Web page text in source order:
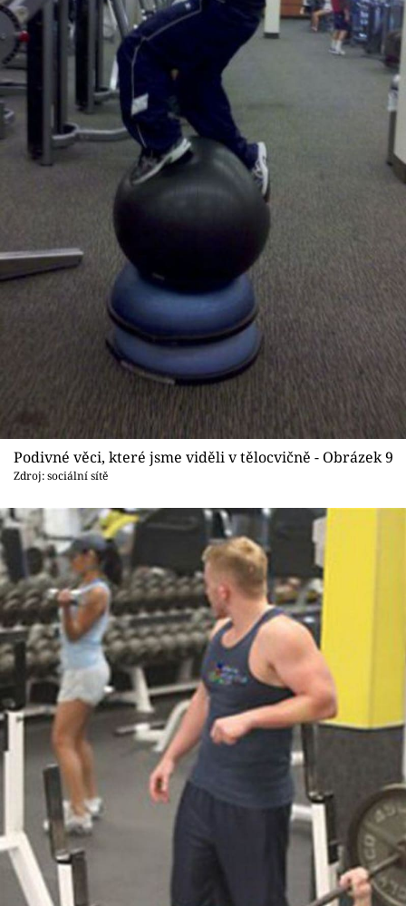
Podivné věci, které jsme viděli v tělocvičně - Obrázek 9
Zdroj: sociální sítě